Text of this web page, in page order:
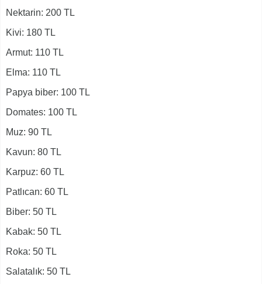
Nektarin: 200 TL
Kivi: 180 TL
Armut: 110 TL
Elma: 110 TL
Papya biber: 100 TL
Domates: 100 TL
Muz: 90 TL
Kavun: 80 TL
Karpuz: 60 TL
Patlıcan: 60 TL
Biber: 50 TL
Kabak: 50 TL
Roka: 50 TL
Salatalık: 50 TL